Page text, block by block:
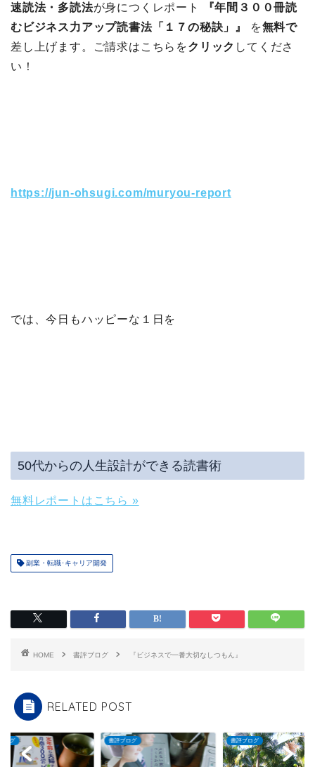
速読法・多読法が身につくレポート
『年間３００冊読
むビジネス力アップ読書法「１７の秘訣」』
を無料で
差し上げます。ご請求はこちらをクリック してくださ
い！
https://jun-ohsugi.com/muryou-report
では、今日もハッピーな１日を
50代からの人生設計ができる読書術
無料レポートはこちら »
副業・転職･キャリア開発
HOME 書評ブログ 『ビジネスで一番大切なしつもん』
RELATED POST
ログ 書評ブログ 書評ブログ